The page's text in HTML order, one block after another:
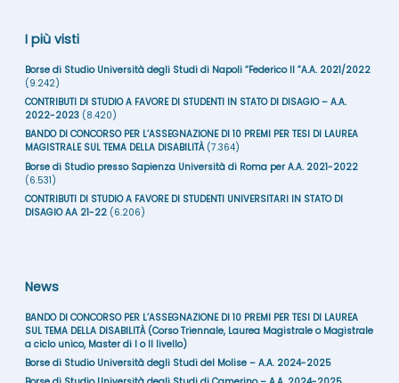
I più visti
Borse di Studio Università degli Studi di Napoli “Federico II ”A.A. 2021/2022
(9.242)
CONTRIBUTI DI STUDIO A FAVORE DI STUDENTI IN STATO DI DISAGIO – A.A.
2022-2023 (8.420)
BANDO DI CONCORSO PER L’ASSEGNAZIONE DI 10 PREMI PER TESI DI LAUREA
MAGISTRALE SUL TEMA DELLA DISABILITÀ (7.364)
Borse di Studio presso Sapienza Università di Roma per A.A. 2021-2022
(6.531)
CONTRIBUTI DI STUDIO A FAVORE DI STUDENTI UNIVERSITARI IN STATO DI
DISAGIO AA 21-22 (6.206)
News
BANDO DI CONCORSO PER L’ASSEGNAZIONE DI 10 PREMI PER TESI DI LAUREA
SUL TEMA DELLA DISABILITÀ (Corso Triennale, Laurea Magistrale o Magistrale
a ciclo unico, Master di I o II livello)
Borse di Studio Università degli Studi del Molise – A.A. 2024-2025